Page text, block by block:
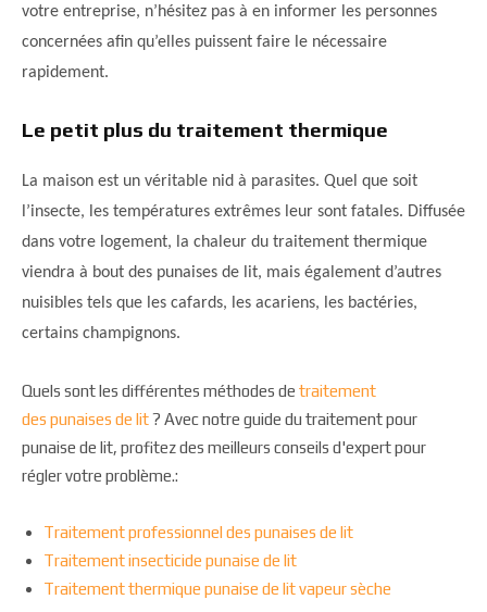
votre entreprise, n’hésitez pas à en informer les personnes
concernées afin qu’elles puissent faire le nécessaire
rapidement.
Le petit plus du traitement thermique
La maison est un véritable nid à parasites. Quel que soit
l’insecte, les températures extrêmes leur sont fatales. Diffusée
dans votre logement, la chaleur du traitement thermique
viendra à bout des punaises de lit, mais également d’autres
nuisibles tels que les cafards, les acariens, les bactéries,
certains champignons.
Quels sont les différentes méthodes de traitement
des punaises de lit? Avec notre guide du traitement pour
punaise de lit, profitez des meilleurs conseils d'expert pour
régler votre problème.:
Traitement professionnel des punaises de lit
Traitement insecticide punaise de lit
Traitement thermique punaise de lit vapeur sèche